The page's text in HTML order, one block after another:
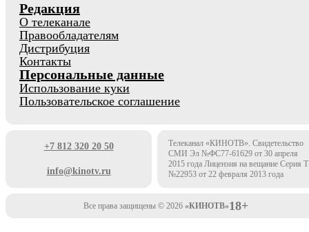
Редакция
О телеканале
Правообладателям
Дистрибуция
Контакты
Персональные данные
Использование куки
Пользовательское соглашение
+7 812 320 20 50
info@kinotv.ru
Телеканал «КИНОТВ». Свидетельство
СМИ Эл №ФС77-61629 от 30 апреля
2015 года Лицензия на вещание Серия
№22953 от 22 февраля 2013 года
Все права защищены © 2026 «КИНОТВ»18+